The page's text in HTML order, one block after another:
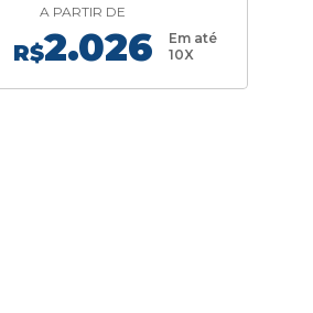
A PARTIR DE
R$2.026
Em até
10X